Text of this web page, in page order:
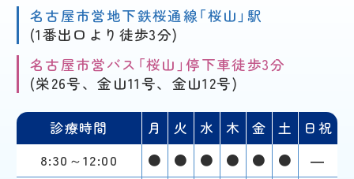
名古屋市営地下鉄桜通線「桜山」駅
(1番出口より徒歩3分)
名古屋市営バス「桜山」停下車徒歩3分
(栄26号、金山11号、金山12号)
診療時間 月 火 水 木 金 土
日祝
8:30～12:00
● ● ● ● ● ●
―